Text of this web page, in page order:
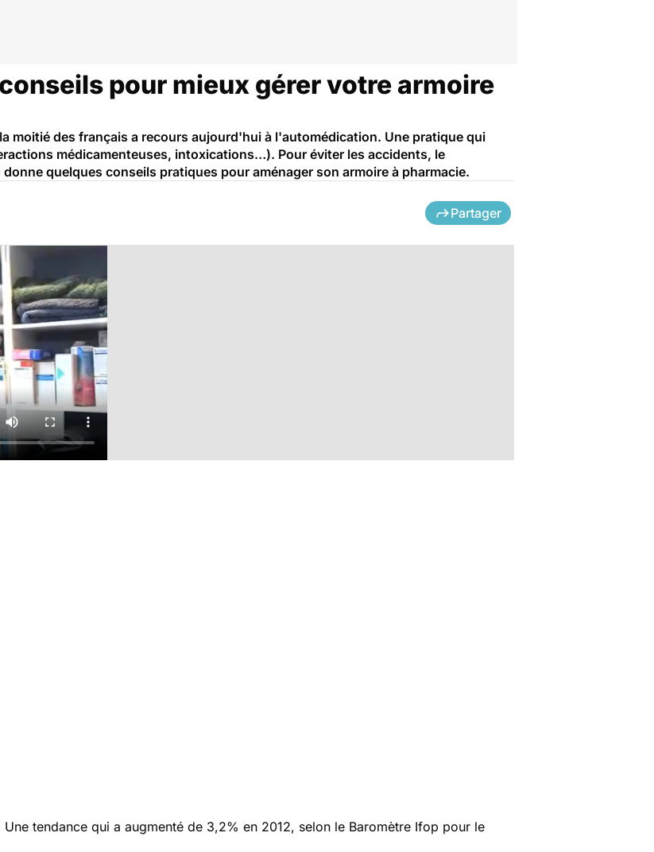
pour mieux gérer votre armoire
moitié des français a recours aujourd'hui à l'automédication. Une pratique qui
médicamenteuses, intoxications…). Pour éviter les accidents, le
quelques conseils pratiques pour aménager son armoire à pharmacie.
Partager
tendance qui a augmenté de 3,2% en 2012, selon le Baromètre Ifop pour le